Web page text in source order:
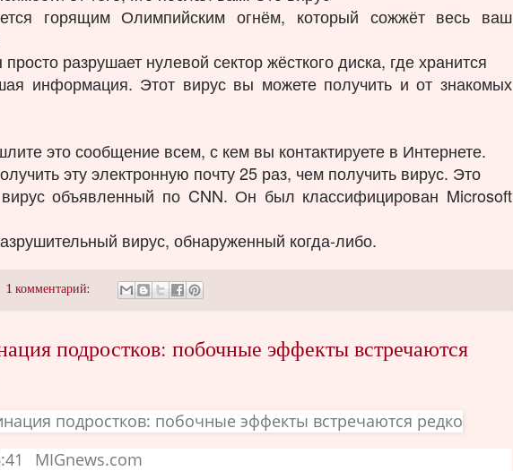
горящим Олимпийским огнём, который сожжёт весь ваш
разрушает нулевой сектор жёсткого диска, где хранится
информация. Этот вирус вы можете получить и от знакомых
это сообщение всем, с кем вы контактируете в Интернете.
эту электронную почту 25 раз, чем получить вирус. Это
объявленный по CNN. Он был классифицирован Microsoft
вирус, обнаруженный когда-либо.
1 комментарий:
подростков: побочные эффекты встречаются
MIGnews.com